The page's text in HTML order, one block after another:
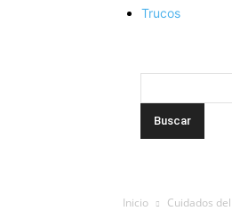
Trucos
Inicio Cuidados